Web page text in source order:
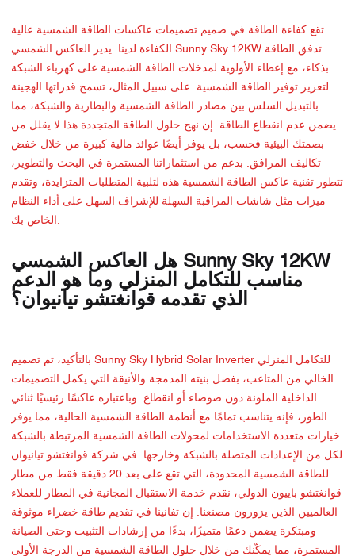
تقع كفاءة الطاقة في صميم تصميمات عاكسات الطاقة الشمسية عالية
الكفاءة لدينا. يدير العاكس الشمسي Sunny Sky 12KW تدفق الطاقة
بذكاء، مع إعطاء الأولوية لمدخلات الطاقة الشمسية على كهرباء الشبكة
لتعزيز توفير الطاقة الشمسية. على سبيل المثال، تسمح قدراتها الهجينة
بالتبديل السلس بين مصادر الطاقة الشمسية والبطارية والشبكة، مما
يضمن عدم انقطاع الطاقة. إن نهج حلول الطاقة المتجددة هذا لا يقلل من
بصمتك البيئية فحسب، بل يوفر أيضًا عوائد مالية كبيرة من خلال خفض
تكاليف المرافق. بدعم من استثماراتنا المستمرة في البحث والتطوير،
تتطور تقنية عاكس الطاقة الشمسية هذه لتلبية المتطلبات المتزايدة، وتقدم
ميزات مثل شاشات المراقبة السهلة للإشراف السهل على أداء النظام
الخاص بك.
هل العاكس الشمسي Sunny Sky 12KW
مناسب للتكامل المنزلي وما هو الدعم
الذي تقدمه قوانغتشو تيانيوان؟
بالتأكيد، تم تصميم Sunny Sky Hybrid Solar Inverter للتكامل المنزلي
الخالي من المتاعب، بفضل بنيته المدمجة والأنيقة التي يكمل التصميمات
الداخلية الملونة دون ضوضاء أو انقطاع. وباعتباره عاكسًا رئيسيًا ثنائي
الطور، فإنه يتناسب تمامًا مع أنظمة الطاقة الشمسية الحالية، مما يوفر
خيارات متعددة الاستخدامات لمحولات الطاقة الشمسية المرتبطة بالشبكة
لكل من الإعدادات المتصلة بالشبكة وخارجها. في شركة قوانغتشو تيانيوان
للطاقة الشمسية المحدودة، التي تقع على بعد 20 دقيقة فقط من مطار
قوانغتشو باييون الدولي، نقدم خدمة الاستقبال المجانية في المطار للعملاء
العالميين الذين يزورون مصنعنا. إن تفانينا في تقديم طاقة خضراء موثوقة
ومبتكرة يضمن دعمًا متميزًا، بدءًا من إرشادات التثبيت وحتى الصيانة
المستمرة، مما يمكّنك من خلال حلول الطاقة الشمسية من الدرجة الأولى